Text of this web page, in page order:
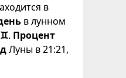
в
в лунном
. Процент
Луны в 21:21,